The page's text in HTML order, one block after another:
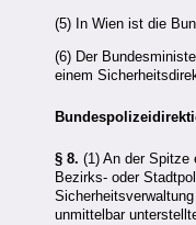
(5) In Wien ist die
(6) Der
einem
§ 8. (1) An der Spitze
Bezirks- oder
unmittelbar